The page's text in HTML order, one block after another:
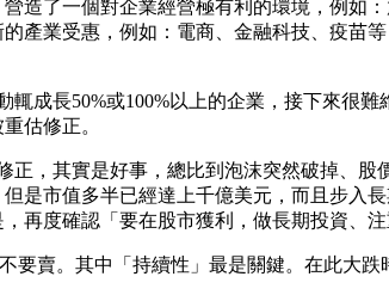
造了一個對企業經營極有利的環境，例如
產業受惠，例如：電商、金融科技、疫苗
成長50%或100%以上的企業，接下來很
估修正。
，其實是好事，總比到泡沫突然破掉、
是市值多半已經達上千億美元，而且步入
度確認「要在股市獲利，做長期投資、
賣。其中「持續性」最是關鍵。在此大